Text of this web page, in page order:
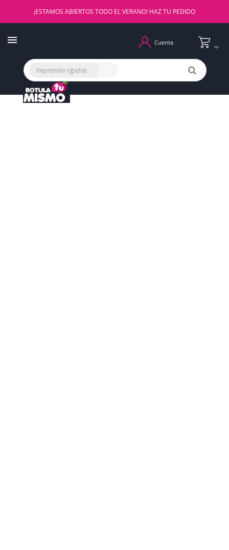
¡ESTAMOS ABIERTOS TODO EL VERANO! HAZ TU PEDIDO
Cuenta